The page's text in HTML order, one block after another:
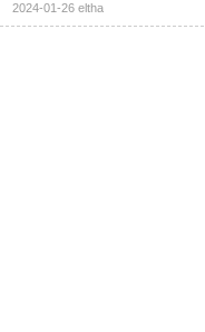
2024-01-26eltha